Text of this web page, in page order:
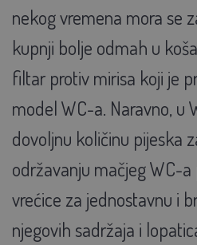
nekog vremena mora se
kupnji bolje odmah u
filtar protiv mirisa koji je
model WC-a. Naravno, u
dovoljnu količinu pijeska
održavanju mačjeg WC-
vrećice za jednostavnu i
njegovih sadržaja i